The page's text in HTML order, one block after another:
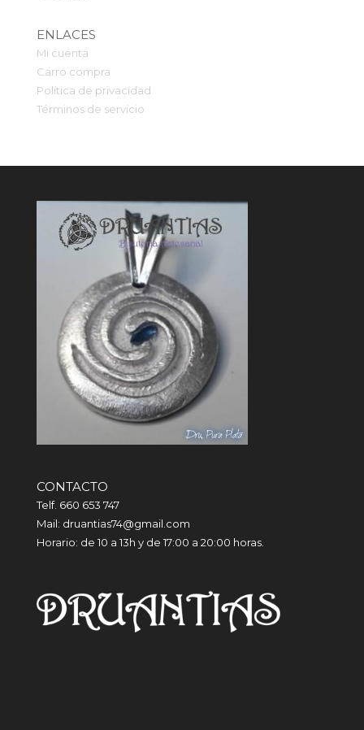
ENLACES
Mi cuenta
Carro compra
Política de privacidad
Términos de servicio
CONTACTO
Telf. 660 653 747
Mail: druantias74@gmail.com
Horario: de 10 a 13h y de 17:00 a 20:00 horas.